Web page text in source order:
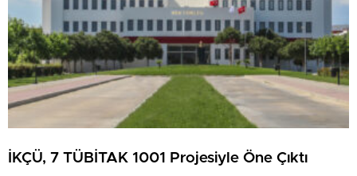
İKÇÜ, 7 TÜBİTAK 1001 Projesiyle Öne Çıktı